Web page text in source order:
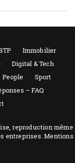
Immobilier
Digital & Tech
People
Sport
– FAQ
reproduction même
entreprises. Mentions